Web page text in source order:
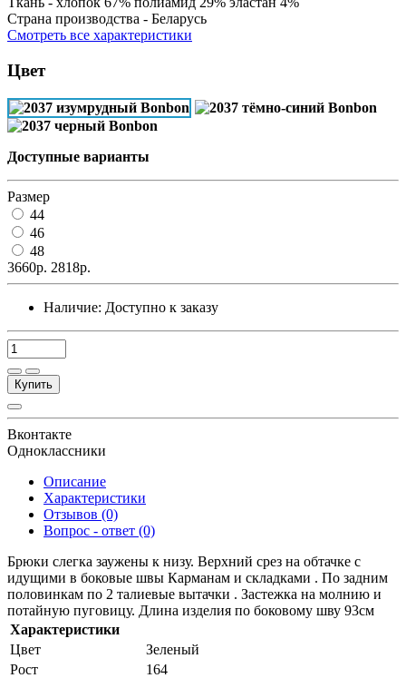
Страна производства - Беларусь
Смотреть все характеристики
Цвет
Доступные варианты
Размер
44
46
48
3660р. 2818р.
Наличие: Доступно к заказу
Купить
Вконтакте
Одноклассники
Описание
Характеристики
Отзывов (0)
Вопрос - ответ (0)
Брюки слегка заужены к низу. Верхний срез на обтачке с
идущими в боковые швы Карманам и складками . По задним
половинкам по 2 талиевые вытачки . Застежка на молнию и
потайную пуговицу. Длина изделия по боковому шву 93см
Характеристики
Цвет
Зеленый
Рост
164